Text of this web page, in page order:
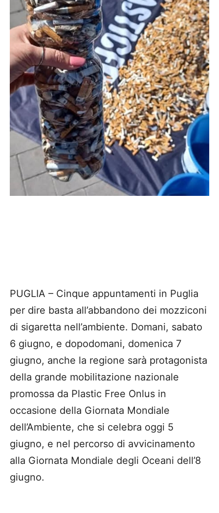
PUGLIA – Cinque appuntamenti in Puglia
per dire basta all’abbandono dei mozziconi
di sigaretta nell’ambiente. Domani, sabato
6 giugno, e dopodomani, domenica 7
giugno, anche la regione sarà protagonista
della grande mobilitazione nazionale
promossa da Plastic Free Onlus in
occasione della Giornata Mondiale
dell’Ambiente, che si celebra oggi 5
giugno, e nel percorso di avvicinamento
alla Giornata Mondiale degli Oceani dell’8
giugno.